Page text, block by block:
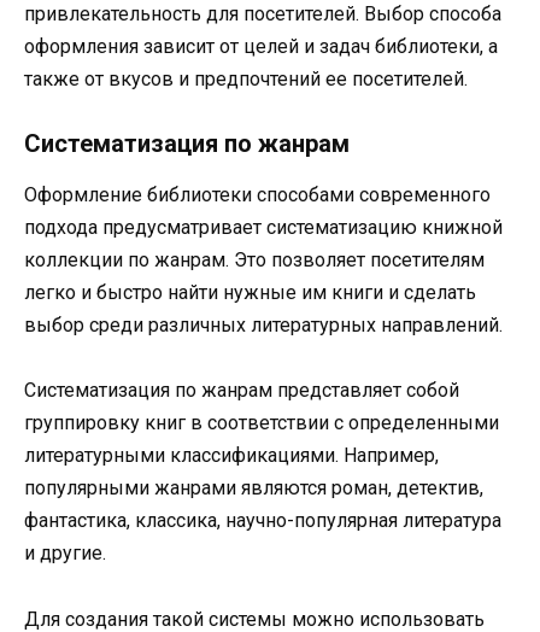
привлекательность для посетителей. Выбор способа
оформления зависит от целей и задач библиотеки, а
также от вкусов и предпочтений ее посетителей.
Систематизация по жанрам
Оформление библиотеки способами современного
подхода предусматривает систематизацию книжной
коллекции по жанрам. Это позволяет посетителям
легко и быстро найти нужные им книги и сделать
выбор среди различных литературных направлений.
Систематизация по жанрам представляет собой
группировку книг в соответствии с определенными
литературными классификациями. Например,
популярными жанрами являются роман, детектив,
фантастика, классика, научно-популярная литература
и другие.
Для создания такой системы можно использовать